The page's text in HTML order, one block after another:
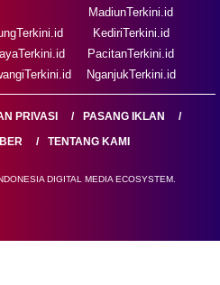
MadiunTerkini.id
KediriTerkini.id
PacitanTerkini.id
NganjukTerkini.id
PRIVASI
PASANG IKLAN
TENTANG KAMI
DIGITAL MEDIA ECOSYSTEM.